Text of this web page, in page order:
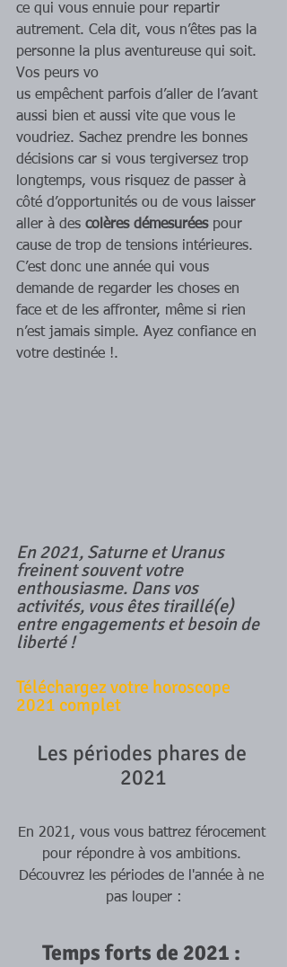
ce qui vous ennuie pour repartir
autrement. Cela dit, vous n’êtes pas la
personne la plus aventureuse qui soit.
Vos peurs vo
us empêchent parfois d’aller de l’avant
aussi bien et aussi vite que vous le
voudriez. Sachez prendre les bonnes
décisions car si vous tergiversez trop
longtemps, vous risquez de passer à
côté d’opportunités ou de vous laisser
aller à des colères démesurées pour
cause de trop de tensions intérieures.
C’est donc une année qui vous
demande de regarder les choses en
face et de les affronter, même si rien
n’est jamais simple. Ayez confiance en
votre destinée !.
En 2021, Saturne et Uranus
freinent souvent votre
enthousiasme. Dans vos
activités, vous êtes tiraillé(e)
entre engagements et besoin de
liberté !
Téléchargez votre horoscope
2021 complet
Les périodes phares de
2021
En 2021, vous vous battrez férocement
pour répondre à vos ambitions.
Découvrez les périodes de l'année à ne
pas louper :
Temps forts de 2021 :